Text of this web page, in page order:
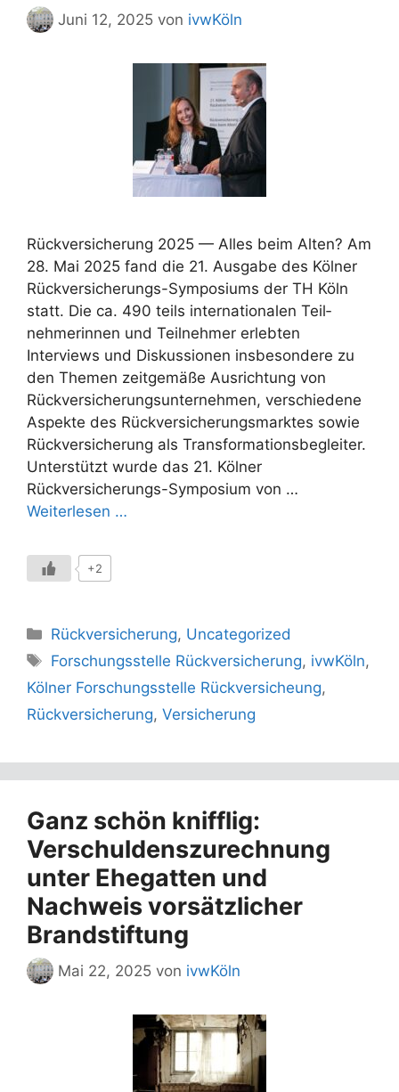
Juni 12, 2025 von ivwKöln
Rückversicherung 2025 — Alles beim Alten? Am
28. Mai 2025 fand die 21. Ausgabe des Kölner
Rückversicherungs-Symposiums der TH Köln
statt. Die ca. 490 teils inter­nationalen Teil­
nehme­rinnen und Teil­neh­mer erlebten
Interviews und Diskus­sio­nen insbeson­dere zu
den Themen zeitgemäße Ausrichtung von
Rückversiche­rungsunternehmen, verschiedene
Aspekte des Rückversicherungs­marktes sowie
Rückversicherung als Transformationsbegleiter.
Unterstützt wurde das 21. Kölner
Rückversicherungs-Symposium von …
Weiterlesen …
+2
Kategorien
Rückversicherung, Uncategorized
Schlagwörter
Forschungsstelle Rückversicherung, ivwKöln,
Kölner Forschungsstelle Rückversicheung,
Rückversicherung, Versicherung
Ganz schön knifflig:
Verschuldenszurechnung
unter Ehegatten und
Nachweis vorsätzlicher
Brandstiftung
Mai 22, 2025 von ivwKöln